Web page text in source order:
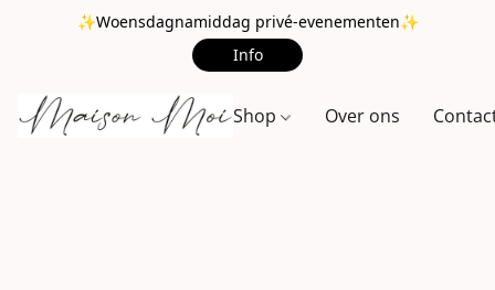
✨Woensdagnamiddag privé-evenementen✨
Info
Shop Over ons